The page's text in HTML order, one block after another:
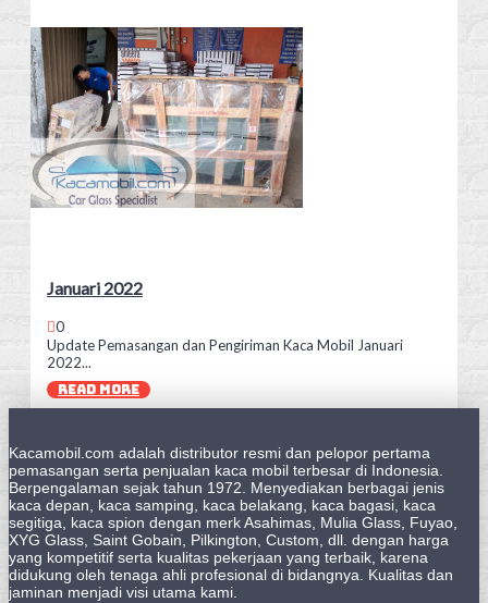
Januari 2022
0
Update Pemasangan dan Pengiriman Kaca Mobil Januari
2022...
READ MORE
Kacamobil.com adalah distributor resmi dan pelopor pertama
pemasangan serta penjualan kaca mobil terbesar di Indonesia.
Berpengalaman sejak tahun 1972. Menyediakan berbagai jenis
kaca depan, kaca samping, kaca belakang, kaca bagasi, kaca
segitiga, kaca spion dengan merk Asahimas, Mulia Glass, Fuyao,
XYG Glass, Saint Gobain, Pilkington, Custom, dll. dengan harga
yang kompetitif serta kualitas pekerjaan yang terbaik, karena
didukung oleh tenaga ahli profesional di bidangnya. Kualitas dan
jaminan menjadi visi utama kami.